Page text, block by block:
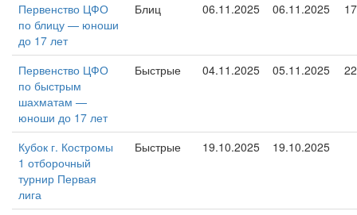
Первенство ЦФО
по блицу — юноши
до 17 лет
Блиц 06.11.2025 06.11.2025 17
Первенство ЦФО
по быстрым
шахматам —
юноши до 17 лет
Быстрые 04.11.2025 05.11.2025 22
Кубок г. Костромы
1 отборочный
турнир Первая
лига
Быстрые 19.10.2025 19.10.2025